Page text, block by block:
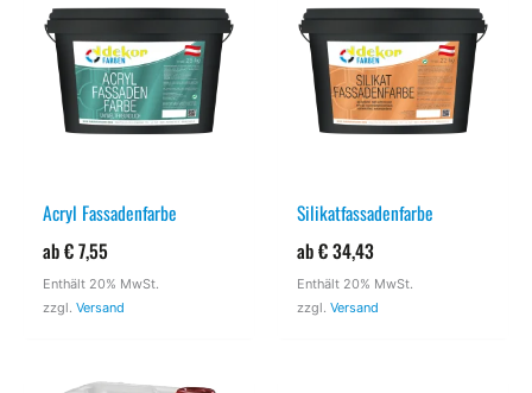
Acryl Fassadenfarbe
ab€7,55
Enthält 20% MwSt.
zzgl.Versand
Silikatfassadenfarbe
ab€34,43
Enthält 20% MwSt.
zzgl.Versand